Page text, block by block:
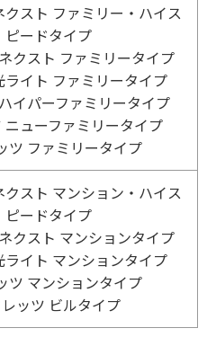
クスト ファミリー・ハイス
ピードタイプ
クスト ファミリータイプ
ライト ファミリータイプ
イパーファミリータイプ
ニューファミリータイプ
ツ ファミリータイプ
クスト マンション・ハイス
ピードタイプ
クスト マンションタイプ
ライト マンションタイプ
ツ マンションタイプ
ッツ ビルタイプ